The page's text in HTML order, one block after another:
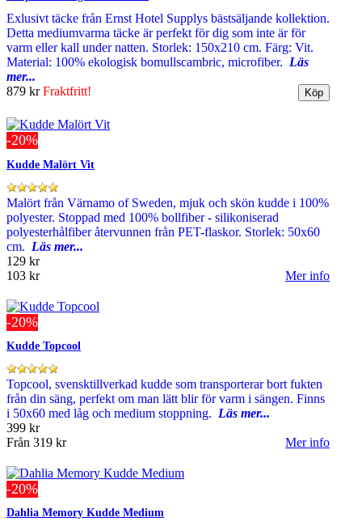
Exlusivt täcke från Ernst Hotel Supplys bästsäljande kollektion.
Detta mediumvarma täcke är perfekt för dig som inte är för
varm eller kall under natten. Storlek: 150x210 cm. Färg: Vit.
Material: 100% ekologisk bomullscambric, microfiber. Läs
mer...
879 krFraktfritt!
-20%
Kudde Malört Vit
Malört från Värnamo of Sweden, mjuk och skön kudde i 100%
polyester. Stoppad med 100% bollfiber - silikoniserad
polyesterhålfiber återvunnen från PET-flaskor. Storlek: 50x60
cm. Läs mer...
129 kr
103 kr
Mer info
-20%
Kudde Topcool
Topcool, svensktillverkad kudde som transporterar bort fukten
från din säng, perfekt om man lätt blir för varm i sängen. Finns
i 50x60 med låg och medium stoppning. Läs mer...
399 kr
Från 319 kr Mer info
-20%
Dahlia Memory Kudde Medium